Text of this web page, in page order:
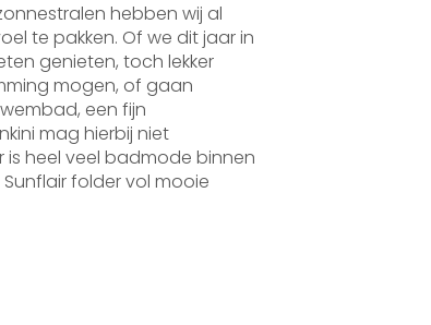
hebben wij al
te pakken. Of we dit jaar in
genieten, toch lekker
mogen, of gaan
een fijn
mag hierbij niet
is heel veel badmode binnen
folder vol mooie